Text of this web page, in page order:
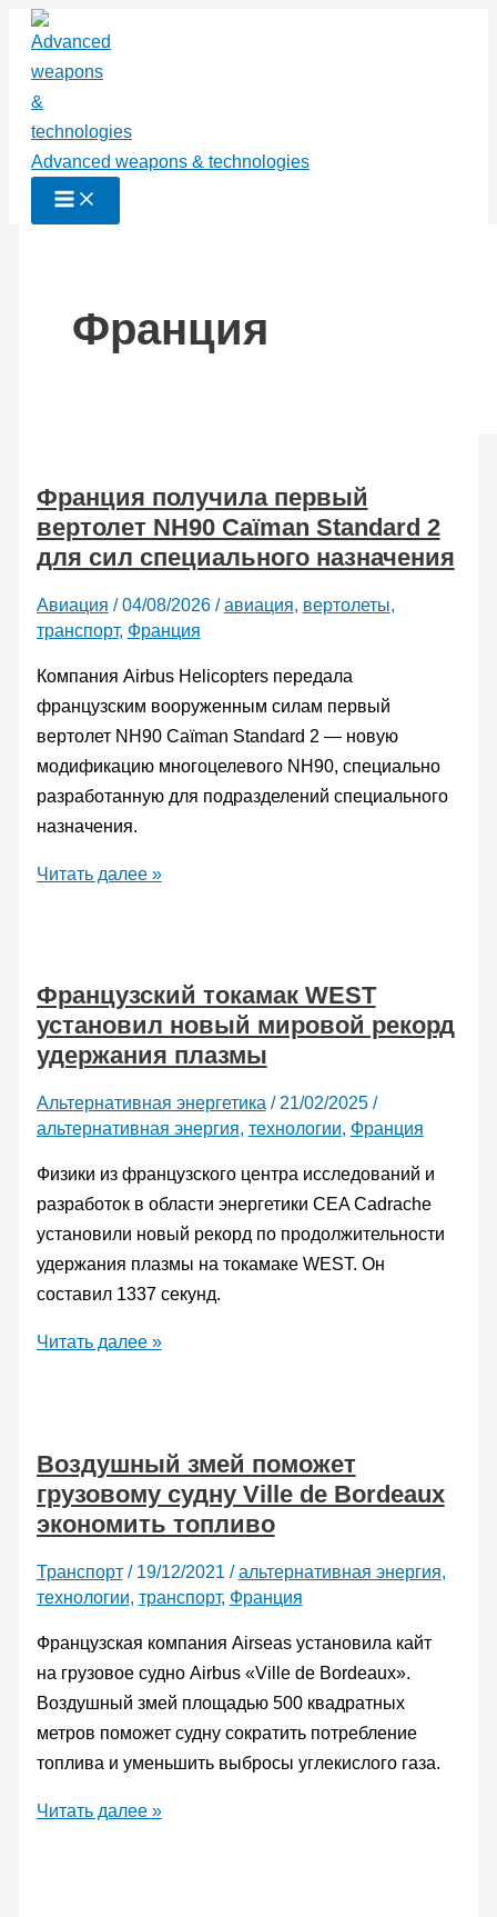
Перейти
содержимому
Advanced weapons & technologies
Франция
Франция получила первый
вертолет NH90 Caïman Standard 2
для сил специального назначения
Авиация /04/08/2026 /авиация, вертолеты,
транспорт, Франция
Компания Airbus Helicopters передала
французским вооруженным силам первый
вертолет NH90 Caïman Standard 2 — новую
модификацию многоцелевого NH90, специально
разработанную для подразделений специального
назначения.
Франция
NH90
Caïman
Standard
для
сил
специального
назначения
Читать далее »
Французский токамак WEST
установил новый мировой рекорд
удержания плазмы
Альтернативная энергетика / 21/02/2025 /
альтернативная энергия, технологии, Франция
Физики из французского центра исследований и
разработок в области энергетики CEA Cadrache
установили новый рекорд по продолжительности
удержания плазмы на токамаке WEST. Он
составил 1337 секунд.
Французский
новый
мировой
рекорд
плазмы
Читать далее »
Воздушный змей поможет
грузовому судну Ville de Bordeaux
экономить топливо
Транспорт/ 19/12/2021 /альтернативная энергия,
технологии, транспорт, Франция
Французская компания Airseas установила кайт
на грузовое судно Airbus «Ville de Bordeaux».
Воздушный змей площадью 500 квадратных
метров поможет судну сократить потребление
топлива и уменьшить выбросы углекислого газа.
Воздушный
Читать далее »